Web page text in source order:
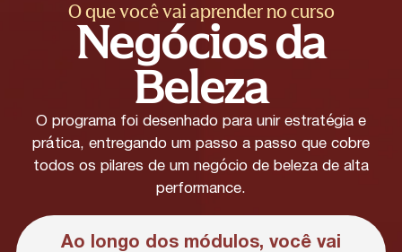
O que você vai aprender no curso
Negócios da
Beleza
O programa foi desenhado para unir estratégia e
prática, entregando um passo a passo que cobre
todos os pilares de um negócio de beleza de alta
performance.
Ao longo dos módulos, você vai